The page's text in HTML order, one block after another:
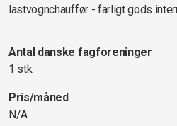
lastvognchauffør - farligt gods
Antal danske fagforeninger
1 stk.
Pris/måned
N/A